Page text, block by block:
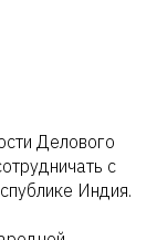
Делового
с
Индия.